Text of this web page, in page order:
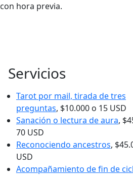
con hora previa.
Servicios
Tarot por mail, tirada de tres
preguntas, $10.000 o 15 USD
Sanación o lectura de aura,
70 USD
Reconociendo ancestros,
USD
Acompañamiento de fin de